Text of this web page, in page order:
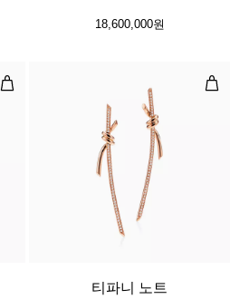
18,600,000원
이어링, 로즈 골드, 파베 다이아몬드
2 소재
드
티파니 노트